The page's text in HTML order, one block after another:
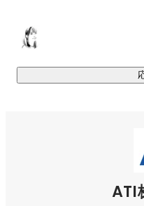
ATI